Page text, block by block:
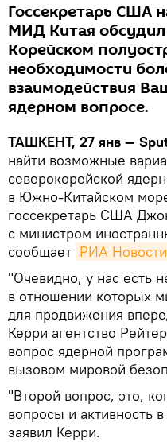
Госсекретарь США
МИД Китая
Корейском
необходимости
взаимодействия
ядерном вопросе.
ТАШКЕНТ, 27 янв —
найти возможные
северокорейской
в Южно-Китайском
госсекретарь США
с министром
сообщает РИА
"Очевидно, у нас есть
в отношении которых
для продвижения
Керри агентство
вопрос ядерной
вызовом мировой
"Второй вопрос, это,
вопросы и
заявил Керри.